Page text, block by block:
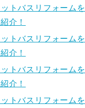
トバスリフォーム
介！
トバスリフォーム
介！
トバスリフォーム
介！
トバスリフォーム